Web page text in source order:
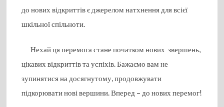
до нових відкриттів є джерелом натхнення для всієї
шкільної спільноти.
Нехай ця перемога стане початком нових звершень,
цікавих відкриттів та успіхів. Бажаємо вам не
зупинятися на досягнутому, продовжувати
підкорювати нові вершини. Вперед – до нових перемог!